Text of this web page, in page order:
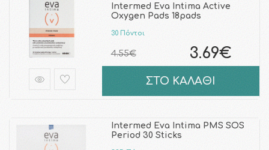
Intermed Eva Intima Active
Oxygen Pads 18pads
30 Πόντοι
4.55€ 3.69€
ΣΤΟ ΚΑΛΑΘΙ
Intermed Eva Intima PMS SOS
Period 30 Sticks